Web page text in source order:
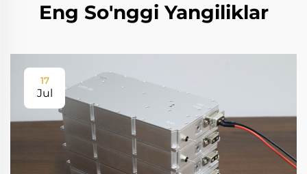
Eng So'nggi Yangiliklar
17
Jul